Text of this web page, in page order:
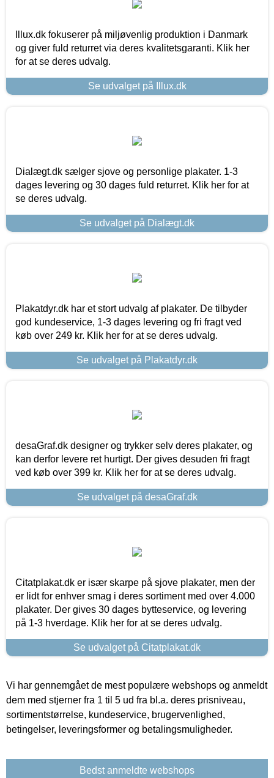
Illux.dk fokuserer på miljøvenlig produktion i Danmark
og giver fuld returret via deres kvalitetsgaranti. Klik her
for at se deres udvalg.
Se udvalget på Illux.dk
Dialægt.dk sælger sjove og personlige plakater. 1-3
dages levering og 30 dages fuld returret. Klik her for at
se deres udvalg.
Se udvalget på Dialægt.dk
Plakatdyr.dk har et stort udvalg af plakater. De tilbyder
god kundeservice, 1-3 dages levering og fri fragt ved
køb over 249 kr. Klik her for at se deres udvalg.
Se udvalget på Plakatdyr.dk
desaGraf.dk designer og trykker selv deres plakater, og
kan derfor levere ret hurtigt. Der gives desuden fri fragt
ved køb over 399 kr. Klik her for at se deres udvalg.
Se udvalget på desaGraf.dk
Citatplakat.dk er især skarpe på sjove plakater, men der
er lidt for enhver smag i deres sortiment med over 4.000
plakater. Der gives 30 dages bytteservice, og levering
på 1-3 hverdage. Klik her for at se deres udvalg.
Se udvalget på Citatplakat.dk
Vi har gennemgået de mest populære webshops og anmeldt
dem med stjerner fra 1 til 5 ud fra bl.a. deres prisniveau,
sortimentstørrelse, kundeservice, brugervenlighed,
betingelser, leveringsformer og betalingsmuligheder.
Bedst anmeldte webshops